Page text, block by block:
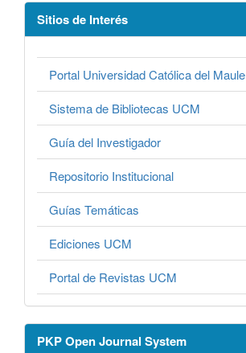
Sitios de Interés
Portal Universidad Católica del Maule
Sistema de Bibliotecas UCM
Guía del Investigador
Repositorio Institucional
Guías Temáticas
Ediciones UCM
Portal de Revistas UCM
PKP Open Journal System